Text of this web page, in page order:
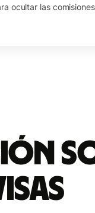
ocultar las